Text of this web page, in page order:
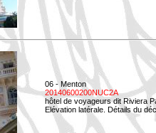
06 - Menton
20140600200NUC2A
hôtel de voyageurs dit Riviera
Elévation latérale. Détails du